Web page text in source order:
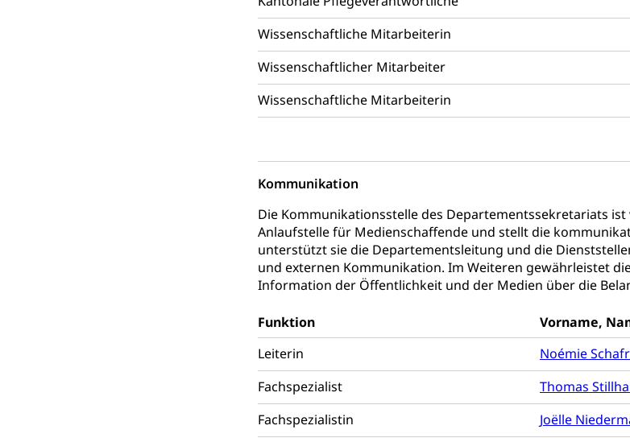
Wissenschaftliche Mitarbeiterin
Wissenschaftlicher Mitarbeiter
Wissenschaftliche Mitarbeiterin
Kommunikation
Die Kommunikationsstelle des Departementssekretariats
Anlaufstelle für Medienschaffende und stellt die
unterstützt sie die Departementsleitung und die
und externen Kommunikation. Im Weiteren gewährleistet
Information der Öffentlichkeit und der Medien über die
Funktion Vorname,
Leiterin
Noémie
Fachspezialist
Thomas
Fachspezialistin
Joëlle
Katastrophenschutz, Katastrophenhilfe, Polizei, Feuerwehr,
Kantonaler Führungsstab
Polizei
Ordnungskräfte, Sicherheit, öffentliche Ordnung
Polizei
Versorgung
Wasserversorgung
Waffen, Sprengstoffe und Pyrotechnik
Zivildienst
Militärdienst
Bundesamt für Zivildienst ZIVI
Zivilschutz
Schutzdienstpflicht, Schutzraum, Schutzraumbaupflicht
Zivilschutz
Staat und Recht
Gleichstellung von Frau und Mann